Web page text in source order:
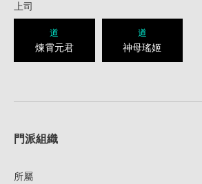
上司
道
煉霄元君
道
神母瑤姬
門派組織
所屬